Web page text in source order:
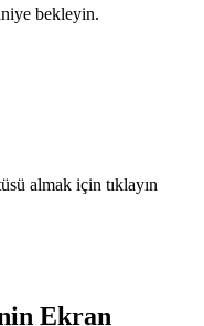
bekleyin.
almak için tıklayın
Ekran